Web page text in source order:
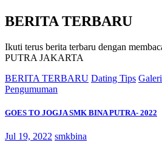
BERITA TERBARU
Ikuti terus berita terbaru dengan
PUTRA JAKARTA
BERITA TERBARU Dating Tips
Pengumuman
GOES TO JOGJA SMK BINA PUTRA- 2022
Jul 19, 2022 smkbina